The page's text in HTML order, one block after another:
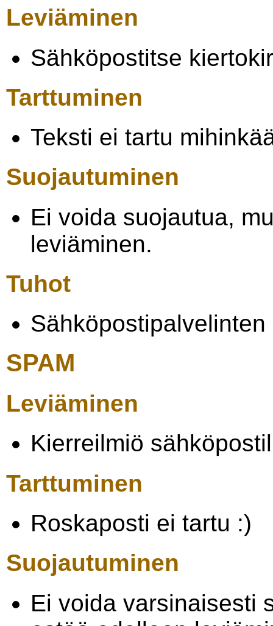
Leviäminen
Sähköpostitse
Tarttuminen
Teksti ei tartu
Suojautuminen
Ei voida suojautua,
leviäminen.
Tuhot
SPAM
Leviäminen
Kierreilmiö
Tarttuminen
Roskaposti ei tartu :)
Suojautuminen
Ei voida varsinaisesti